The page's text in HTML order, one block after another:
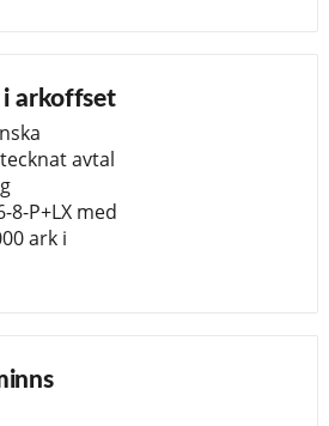
arkoffset
avtal
8-P+LX med
ark i